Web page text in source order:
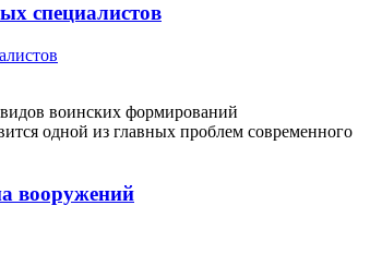
специалистов
воинских формирований
одной из главных проблем современного
вооружений